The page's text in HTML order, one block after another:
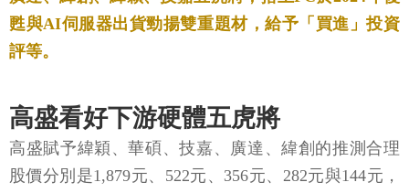
甦與AI伺服器出貨勁揚雙重題材，給予「買進」投資
評等。
高盛看好下游硬體五虎將
高盛賦予緯穎、華碩、技嘉、廣達、緯創的推測合理
股價分別是1,879元、522元、356元、282元與144元，